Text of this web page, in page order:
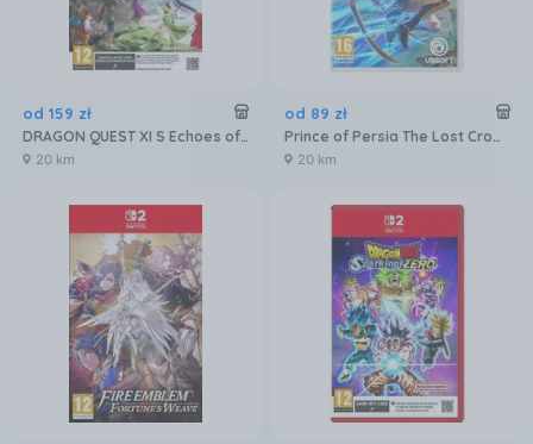
od 159 zł
DRAGON QUEST XI S Echoes of an Elusive Age Definitive Edition (Gra NS2)
20 km
od 89 zł
Prince of Persia The Lost Crown (Gra NS)
20 km